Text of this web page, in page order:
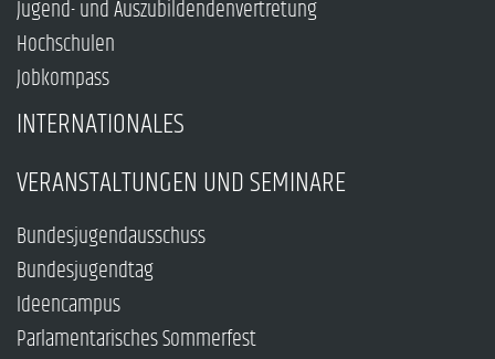
Jugend- und Auszubildendenvertretung
Hochschulen
Jobkompass
INTERNATIONALES
VERANSTALTUNGEN UND SEMINARE
Bundesjugendausschuss
Bundesjugendtag
Ideencampus
Parlamentarisches Sommerfest